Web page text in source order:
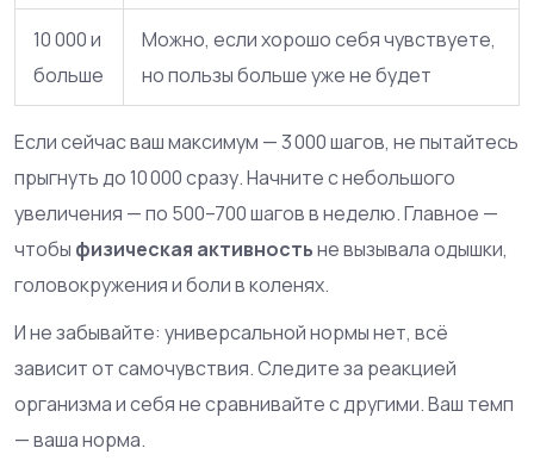
10 000 и
больше
Можно, если хорошо себя чувствуете,
но пользы больше уже не будет
Если сейчас ваш максимум — 3 000 шагов, не пытайтесь
прыгнуть до 10 000 сразу. Начните с небольшого
увеличения — по 500–700 шагов в неделю. Главное —
чтобы физическая активностьне вызывала одышки,
головокружения и боли в коленях.
И не забывайте: универсальной нормы нет, всё
зависит от самочувствия. Следите за реакцией
организма и себя не сравнивайте с другими. Ваш темп
— ваша норма.